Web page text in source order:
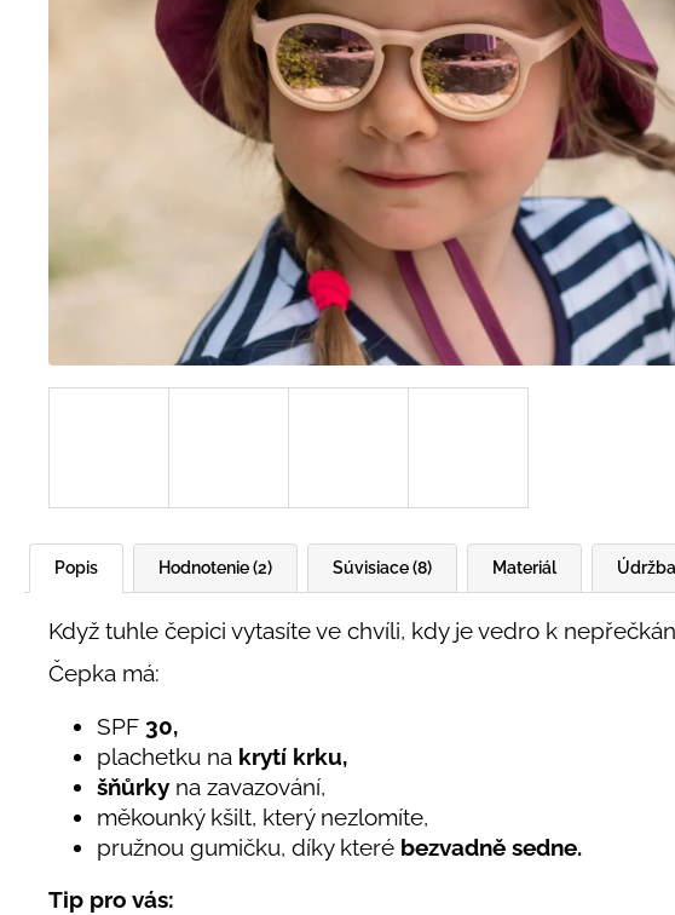
Popis Hodnotenie (2) Súvisiace (8) Materiál Údržba
Když tuhle čepici vytasíte ve chvíli, kdy je vedro k
Čepka má:
SPF 30,
plachetku na krytí krku,
šňůrky na zavazování,
měkounký kšilt, který nezlomíte,
pružnou gumičku, díky které bezvadně sedne.
Tip pro vás:
€16
€16